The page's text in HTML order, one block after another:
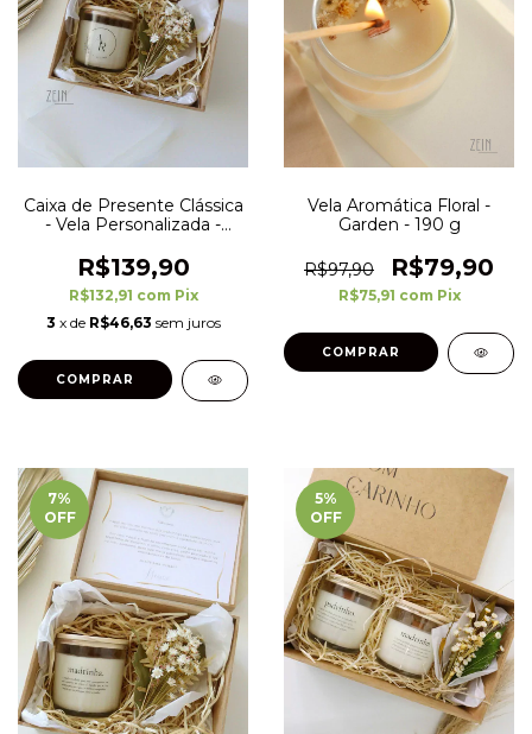
Caixa de Presente Clássica
- Vela Personalizada -
Lembranças
R$139,90
R$132,91 com Pix
3 x de R$46,63 sem juros
Vela Aromática Floral -
Garden - 190 g
R$97,90 R$79,90
R$75,91 com Pix
COMPRAR
7%
OFF
5%
OFF